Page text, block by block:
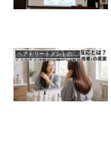
ヘアトリートメントの真実